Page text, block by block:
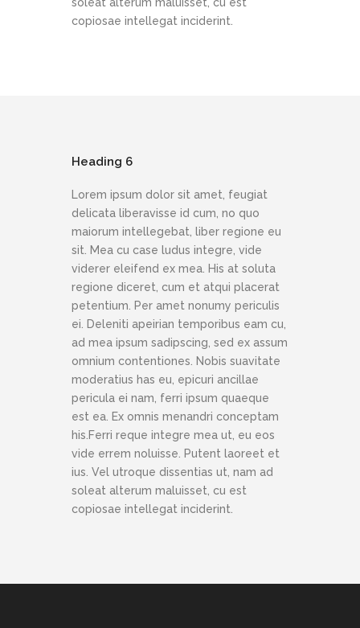
soleat alterum maluisset, cu est
copiosae intellegat inciderint.
Heading 6
Lorem ipsum dolor sit amet, feugiat
delicata liberavisse id cum, no quo
maiorum intellegebat, liber regione eu
sit. Mea cu case ludus integre, vide
viderer eleifend ex mea. His at soluta
regione diceret, cum et atqui placerat
petentium. Per amet nonumy periculis
ei. Deleniti apeirian temporibus eam cu,
ad mea ipsum sadipscing, sed ex assum
omnium contentiones. Nobis suavitate
moderatius has eu, epicuri ancillae
pericula ei nam, ferri ipsum quaeque
est ea. Ex omnis menandri conceptam
his.Ferri reque integre mea ut, eu eos
vide errem noluisse. Putent laoreet et
ius. Vel utroque dissentias ut, nam ad
soleat alterum maluisset, cu est
copiosae intellegat inciderint.